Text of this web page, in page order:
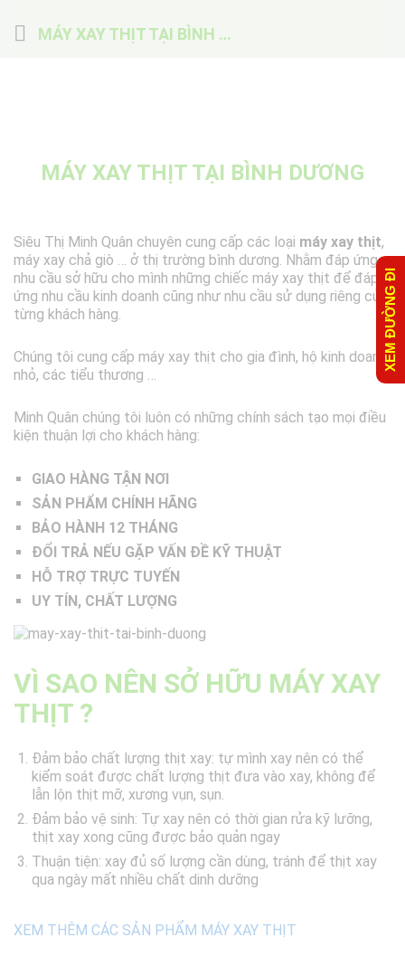
MÁY XAY THỊT TẠI BÌNH DƯƠNG
MÁY XAY THỊT TẠI BÌNH DƯƠNG
Siêu Thị Minh Quân chuyên cung cấp các loại máy xay thịt,
máy xay chả giò … ở thị trường bình dương. Nhằm đáp ứng
nhu cầu sở hữu cho mình những chiếc máy xay thịt để đáp
ứng nhu cầu kinh doanh cũng như nhu cầu sử dụng riêng của
từng khách hàng.
Chúng tôi cung cấp máy xay thịt cho gia đình, hộ kinh doanh
nhỏ, các tiểu thương …
Minh Quân chúng tôi luôn có những chính sách tạo mọi điều
kiện thuận lợi cho khách hàng:
GIAO HÀNG TẬN NƠI
SẢN PHẨM CHÍNH HÃNG
BẢO HÀNH 12 THÁNG
ĐỔI TRẢ NẾU GẶP VẤN ĐỀ KỸ THUẬT
HỖ TRỢ TRỰC TUYẾN
UY TÍN, CHẤT LƯỢNG
VÌ SAO NÊN SỞ HỮU MÁY XAY
THỊT ?
Đảm bảo chất lượng thịt xay: tự mình xay nên có thể
kiểm soát được chất lượng thịt đưa vào xay, không để
lẫn lộn thịt mỡ, xương vụn, sụn.
Đảm bảo vệ sinh: Tự xay nên có thời gian rửa kỹ lưỡng,
thịt xay xong cũng được bảo quản ngay
Thuận tiện: xay đủ số lượng cần dùng, tránh để thịt xay
qua ngày mất nhiều chất dinh dưỡng
XEM THÊM CÁC SẢN PHẨM MÁY XAY THỊT
XEM ĐƯỜNG ĐI